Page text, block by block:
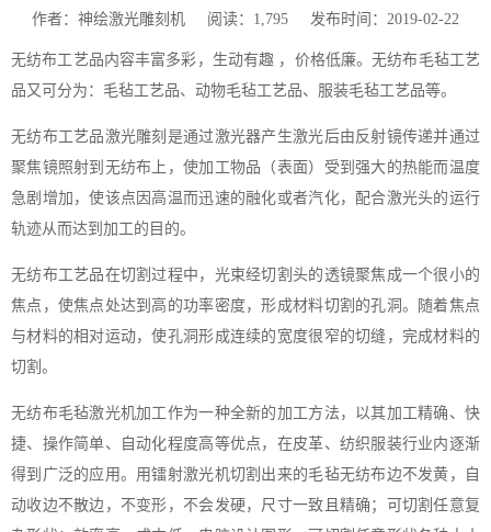
作者：神绘激光雕刻机 阅读：1,795 发布时间：2019-02-22
无纺布工艺品内容丰富多彩，生动有趣 ，价格低廉。无纺布毛毡工艺
品又可分为：毛毡工艺品、动物毛毡工艺品、服装毛毡工艺品等。
无纺布工艺品激光雕刻是通过激光器产生激光后由反射镜传递并通过
聚焦镜照射到无纺布上，使加工物品（表面）受到强大的热能而温度
急剧增加，使该点因高温而迅速的融化或者汽化，配合激光头的运行
轨迹从而达到加工的目的。
无纺布工艺品在切割过程中，光束经切割头的透镜聚焦成一个很小的
焦点，使焦点处达到高的功率密度，形成材料切割的孔洞。随着焦点
与材料的相对运动，使孔洞形成连续的宽度很窄的切缝，完成材料的
切割。
无纺布毛毡激光机加工作为一种全新的加工方法，以其加工精确、快
捷、操作简单、自动化程度高等优点，在皮革、纺织服装行业内逐渐
得到广泛的应用。用镭射激光机切割出来的毛毡无纺布边不发黄，自
动收边不散边，不变形，不会发硬，尺寸一致且精确；可切割任意复